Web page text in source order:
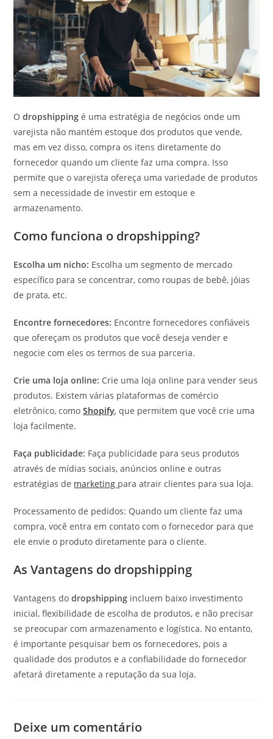
Odropshippingé uma estratégia de negócios onde um
varejista não mantém estoque dos produtos que vende,
mas em vez disso, compra os itens diretamente do
fornecedor quando um cliente faz uma compra. Isso
permite que o varejista ofereça uma variedade de produtos
sem a necessidade de investir em estoque e
armazenamento.
Como funciona o dropshipping?
Escolha um nicho: Escolha um segmento de mercado
específico para se concentrar, como roupas de bebê, jóias
de prata, etc.
Encontre fornecedores: Encontre fornecedores confiáveis
que ofereçam os produtos que você deseja vender e
negocie com eles os termos de sua parceria.
Crie uma loja online: Crie uma loja online para vender seus
produtos. Existem várias plataformas de comércio
eletrônico, comoShopify, que permitem que você crie uma
loja facilmente.
Faça publicidade: Faça publicidade para seus produtos
através de mídias sociais, anúncios online e outras
estratégias de marketing para atrair clientes para sua loja.
Processamento de pedidos: Quando um cliente faz uma
compra, você entra em contato com o fornecedor para que
ele envie o produto diretamente para o cliente.
As Vantagens do dropshipping
Vantagens dodropshipping incluem baixo investimento
inicial, flexibilidade de escolha de produtos, e não precisar
se preocupar com armazenamento e logística. No entanto,
é importante pesquisar bem os fornecedores, pois a
qualidade dos produtos e a confiabilidade do fornecedor
afetará diretamente a reputação da sua loja.
Deixe um comentário